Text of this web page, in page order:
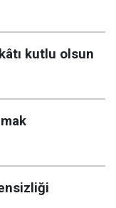
kutlu olsun